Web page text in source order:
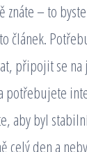
znáte – to
článek.
připojit se
potřebujete
aby byl
celý den a